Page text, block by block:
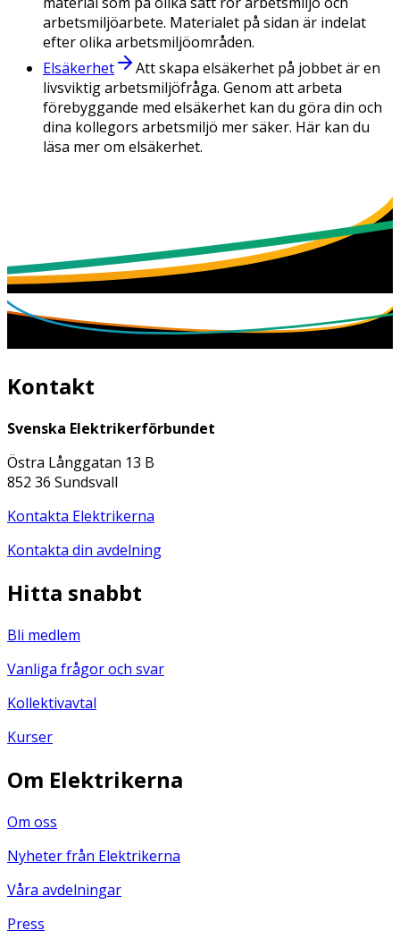
arbetsmiljöarbete. Materialet på sidan är indelat
efter olika arbetsmiljöområden.
Elsäkerhet
Att skapa elsäkerhet på jobbet är en
livsviktig arbetsmiljöfråga. Genom att arbeta
förebyggande med elsäkerhet kan du göra din och
dina kollegors arbetsmiljö mer säker. Här kan du
läsa mer om elsäkerhet.
Kontakt
Svenska Elektrikerförbundet
Östra Långgatan 13 B
852 36 Sundsvall
Kontakta Elektrikerna
Kontakta din avdelning
Hitta snabbt
Bli medlem
Vanliga frågor och svar
Kollektivavtal
Kurser
Om Elektrikerna
Om oss
Nyheter från Elektrikerna
Våra avdelningar
Press